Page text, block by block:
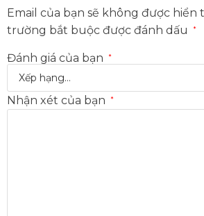
Email của bạn sẽ không được hiển
trường bắt buộc được đánh dấu
*
Đánh giá của bạn *
Nhận xét của bạn *